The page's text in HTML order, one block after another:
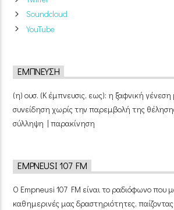
Soundcloud
YouTube
ΈΜΠΝΕΥΣΗ
(η) ουσ. (Κ έμπνευσις, εως): η ξαφνική γένεση
συνείδηση χωρίς την παρεμβολή της
σύλληψη | παρακίνηση
EMPNEUSI 107 FM
Ο Empneusi 107 FM είναι το ραδιόφωνο που
καθημερινές μας δραστηριότητες,